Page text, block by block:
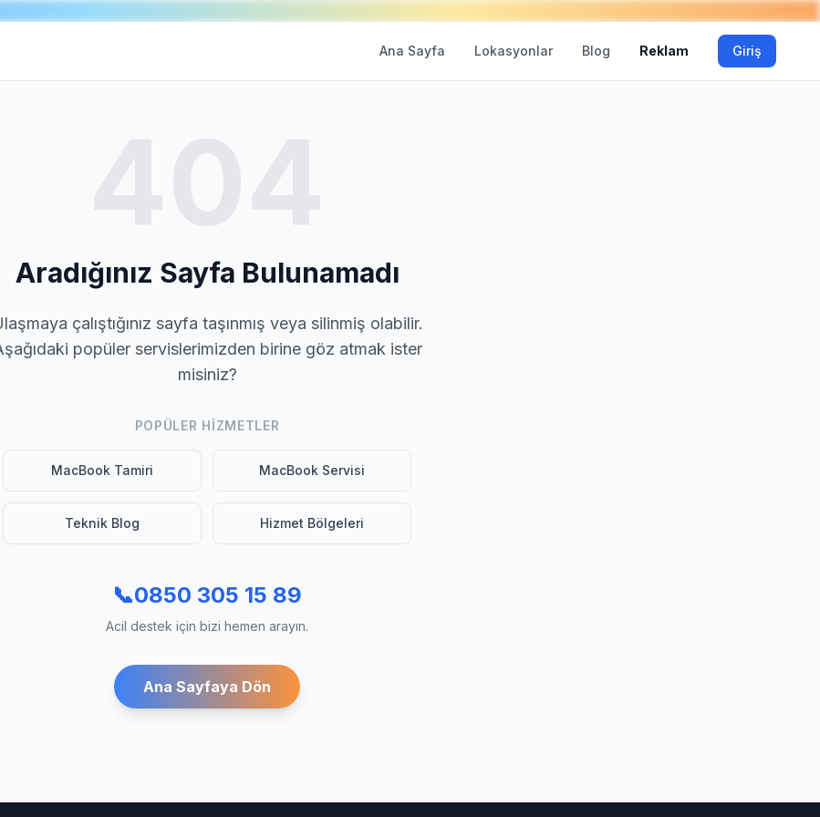
Ana Sayfa Lokasyonlar Blog Reklam Giriş
Aradığınız Sayfa Bulunamadı
çalıştığınız sayfa taşınmış veya silinmiş olabilir.
popüler servislerimizden birine göz atmak ister
misiniz?
POPÜLER HIZMETLER
MacBook Tamiri MacBook Servisi
Teknik Blog Hizmet Bölgeleri
📞0850 305 15 89
Acil destek için bizi hemen arayın.
Ana Sayfaya Dön